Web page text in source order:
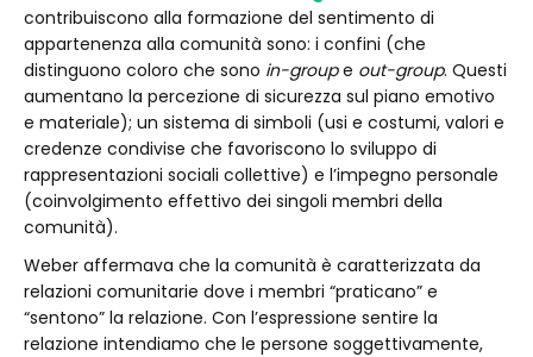
contribuiscono alla formazione del sentimento di
appartenenza alla comunità sono: i confini (che
distinguono coloro che sono in-groupe out-group. Questi
aumentano la percezione di sicurezza sul piano emotivo
e materiale); un sistema di simboli (usi e costumi, valori e
credenze condivise che favoriscono lo sviluppo di
rappresentazioni sociali collettive) e l’impegno personale
(coinvolgimento effettivo dei singoli membri della
comunità).
Weber affermava che la comunità è caratterizzata da
relazioni comunitarie dove i membri “praticano” e
“sentono” la relazione. Con l’espressione sentire la
relazione intendiamo che le persone soggettivamente,